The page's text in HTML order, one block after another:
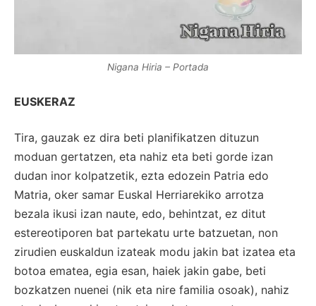
Nigana Hiria – Portada
EUSKERAZ
Tira, gauzak ez dira beti planifikatzen dituzun
moduan gertatzen, eta nahiz eta beti gorde izan
dudan inor kolpatzetik, ezta edozein Patria edo
Matria, oker samar Euskal Herriarekiko arrotza
bezala ikusi izan naute, edo, behintzat, ez ditut
estereotiporen bat partekatu urte batzuetan, non
zirudien euskaldun izateak modu jakin bat izatea eta
botoa ematea, egia esan, haiek jakin gabe, beti
bozkatzen nuenei (nik eta nire familia osoak), nahiz